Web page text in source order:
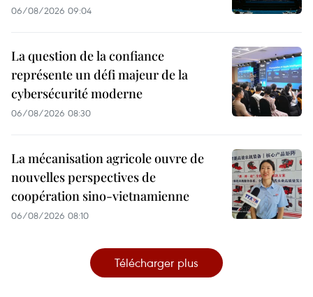
06/08/2026 09:04
La question de la confiance
représente un défi majeur de la
cybersécurité moderne
06/08/2026 08:30
La mécanisation agricole ouvre de
nouvelles perspectives de
coopération sino-vietnamienne
06/08/2026 08:10
Télécharger plus